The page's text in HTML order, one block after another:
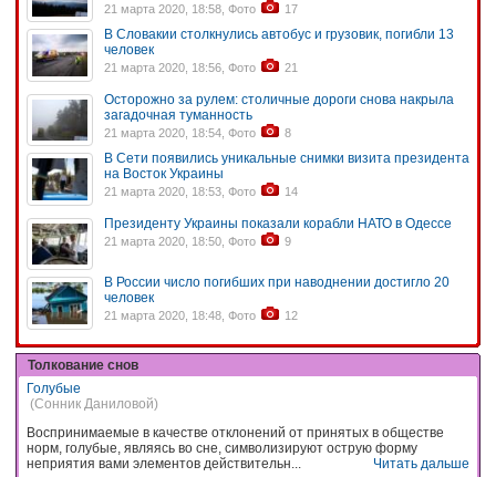
21 марта 2020, 18:58, Фото 17
В Словакии столкнулись автобус и грузовик, погибли 13
человек
21 марта 2020, 18:56, Фото 21
Осторожно за рулем: столичные дороги снова накрыла
загадочная туманность
21 марта 2020, 18:54, Фото 8
В Сети появились уникальные снимки визита президента
на Восток Украины
21 марта 2020, 18:53, Фото 14
Президенту Украины показали корабли НАТО в Одессе
21 марта 2020, 18:50, Фото 9
В России число погибших при наводнении достигло 20
человек
21 марта 2020, 18:48, Фото 12
Толкование снов
Голубые
(Сонник Даниловой)
Воспринимаемые в качестве отклонений от принятых в обществе
норм, голубые, являясь во сне, символизируют острую форму
неприятия вами элементов действительн...
Читать дальше